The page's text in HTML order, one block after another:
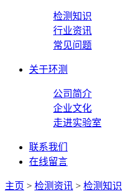
检测知识
行业资讯
常见问题
关于环测
公司简介
企业文化
走进实验室
联系我们
在线留言
主页 > 检测资讯 > 检测知识